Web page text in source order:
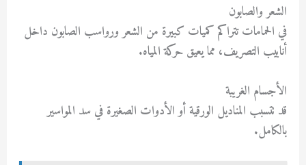
الشعر والصابون
في الحمامات تتراكم كميات كبيرة من الشعر ورواسب الصابون داخل
أنابيب التصريف، مما يعيق حركة المياه.
الأجسام الغريبة
قد تتسبب المناديل الورقية أو الأدوات الصغيرة في سد المواسير
بالكامل.